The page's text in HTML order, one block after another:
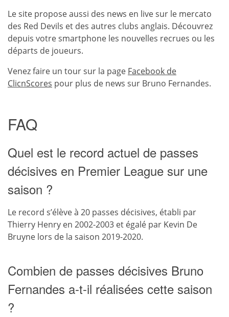
Le site propose aussi des news en live sur le mercato
des Red Devils et des autres clubs anglais. Découvrez
depuis votre smartphone les nouvelles recrues ou les
départs de joueurs.
Venez faire un tour sur la page Facebook de
ClicnScores pour plus de news sur Bruno Fernandes.
FAQ
Quel est le record actuel de passes
décisives en Premier League sur une
saison ?
Le record s’élève à 20 passes décisives, établi par
Thierry Henry en 2002-2003 et égalé par Kevin De
Bruyne lors de la saison 2019-2020.
Combien de passes décisives Bruno
Fernandes a-t-il réalisées cette saison
?